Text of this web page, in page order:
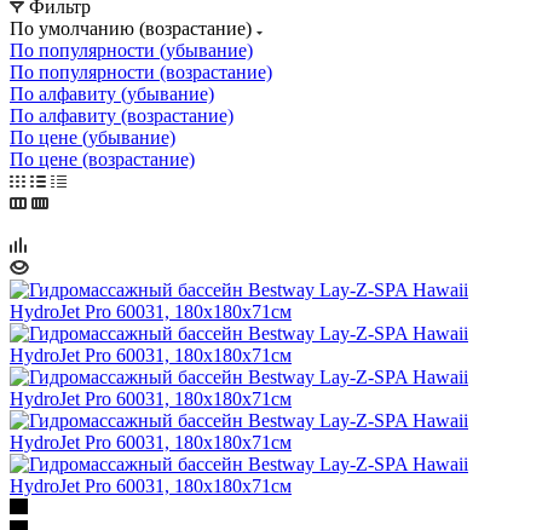
Фильтр
По умолчанию (возрастание)
По популярности (убывание)
По популярности (возрастание)
По алфавиту (убывание)
По алфавиту (возрастание)
По цене (убывание)
По цене (возрастание)